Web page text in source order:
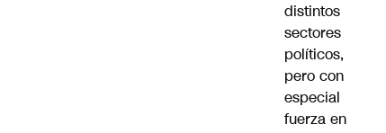
distintos
sectores
políticos,
pero con
especial
fuerza en